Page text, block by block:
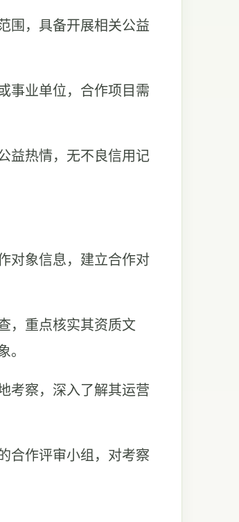
围，具备开展相关公益
事业单位，合作项目需
益热情，无不良信用记
对象信息，建立合作对
，重点核实其资质文
。
考察，深入了解其运营
合作评审小组，对考察